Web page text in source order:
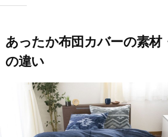
あったか布団カバーの素材
の違い